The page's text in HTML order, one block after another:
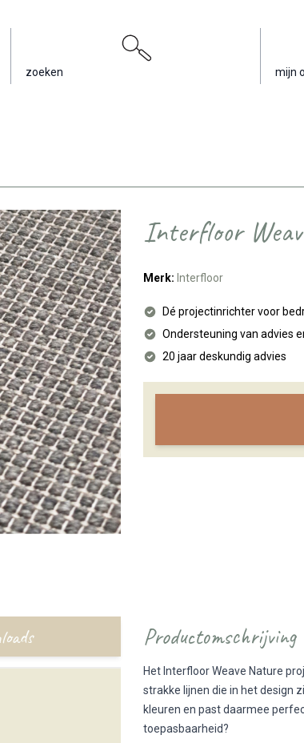
zoeken mijn
Interfloor
Merk: Interfloor
Dé projectinrichter voor
Ondersteuning van advies
20 jaar deskundig advies
Productomschrijving
Het Interfloor Weave Nature
strakke lijnen die in het design
kleuren en past daarmee
toepasbaarheid?